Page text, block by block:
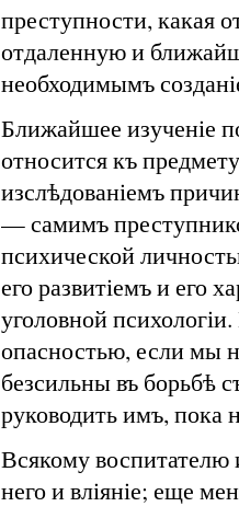
преступности, какая
отдаленную и
необходимымъ
Ближайшее изученіе
относится къ
изслѣдованіемъ
— самимъ
психической
его развитіемъ и его
уголовной
опасностью, если мы
безсильны въ борьбѣ
руководить имъ, пока
Всякому воспитателю
него и вліяніе; еще